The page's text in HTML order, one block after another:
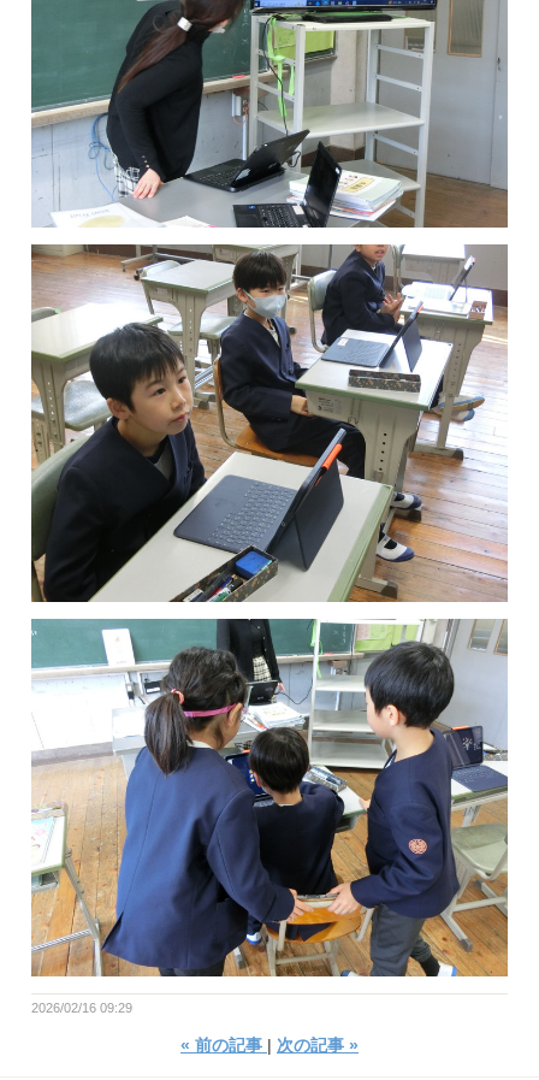
2026/02/16 09:29
« 前の記事 次の記事 »